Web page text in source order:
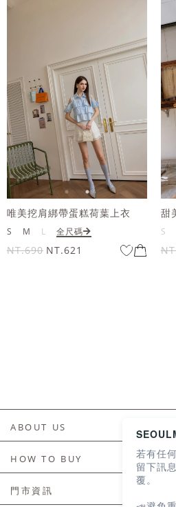
唯美挖肩綁帶蛋糕荷葉上衣
S M L 全尺碼
NT.690 NT.621
甜
S
ABOUT US
HOW TO BUY
如何購買
門市資訊
若有任
留下訊
覆。